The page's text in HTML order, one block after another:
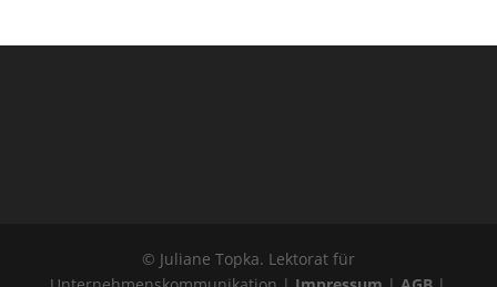
© Juliane Topka. Lektorat für